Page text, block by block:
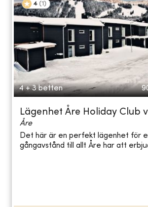
4 (1 )
4 + 3 betten
Lägenhet Åre Holiday Club
Åre
Det här är en perfekt lägenhet för
gångavstånd till allt Åre har att